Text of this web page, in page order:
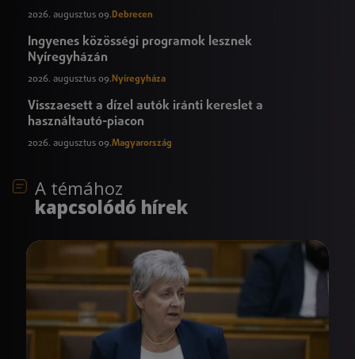
2026. augusztus 09.Debrecen
Ingyenes közösségi programok lesznek
Nyíregyházán
2026. augusztus 09. Nyíregyháza
Visszaesett a dízel autók iránti kereslet a
használtautó-piacon
2026. augusztus 09.Magyarország
A témához
kapcsolódó hírek